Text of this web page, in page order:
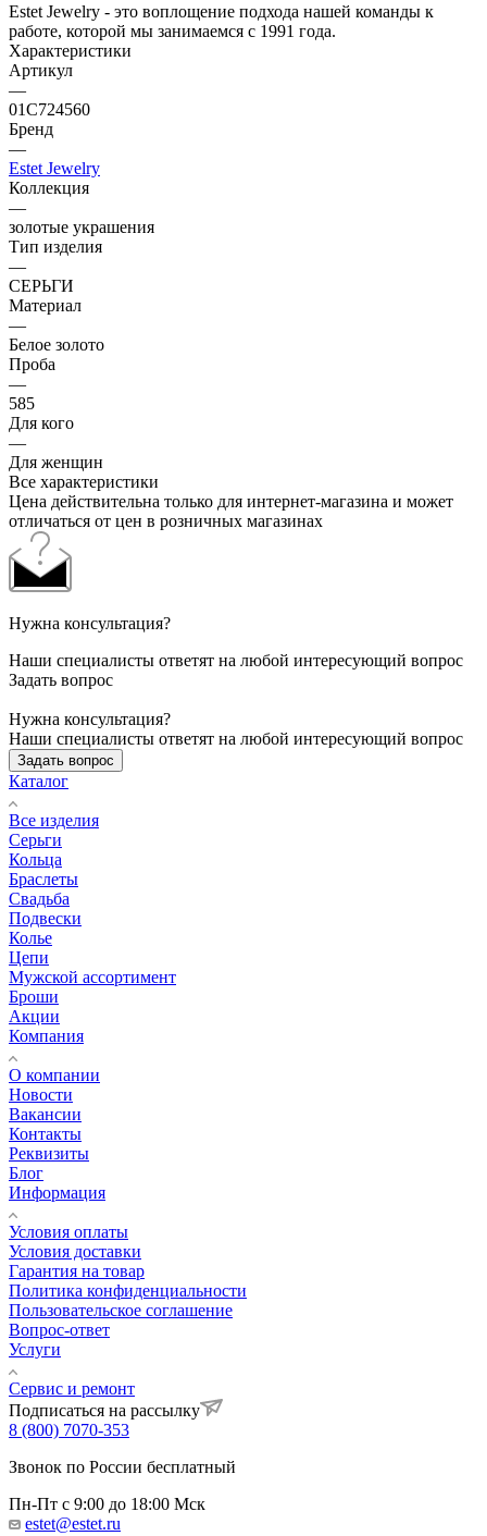
Estet Jewelry - это воплощение подхода нашей команды к
работе, которой мы занимаемся с 1991 года.
Характеристики
Артикул
—
01С724560
Бренд
—
Estet Jewelry
Коллекция
—
золотые украшения
Тип изделия
—
СЕРЬГИ
Материал
—
Белое золото
Проба
—
585
Для кого
—
Для женщин
Все характеристики
Цена действительна только для интернет-магазина и может
отличаться от цен в розничных магазинах
Нужна консультация?
Наши специалисты ответят на любой интересующий вопрос
Задать вопрос
Нужна консультация?
Наши специалисты ответят на любой интересующий вопрос
Задать вопрос
Каталог
Все изделия
Серьги
Кольца
Браслеты
Свадьба
Подвески
Колье
Цепи
Мужской ассортимент
Броши
Акции
Компания
О компании
Новости
Вакансии
Контакты
Реквизиты
Блог
Информация
Условия оплаты
Условия доставки
Гарантия на товар
Политика конфиденциальности
Пользовательское соглашение
Вопрос-ответ
Услуги
Сервис и ремонт
Подписаться на рассылку
8 (800) 7070-353
Звонок по России бесплатный
Пн-Пт с 9:00 до 18:00 Мск
estet@estet.ru